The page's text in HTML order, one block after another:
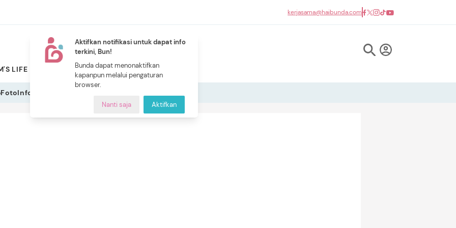
Aktifkan notifikasi untuk dapat info
terkini, Bun!
Bunda dapat menonaktifkan
kapanpun melalui pengaturan
browser.
Nanti saja Aktifkan
kerjasama@haibunda.com
LIFE PILIHAN BUNDA
NEW
CERITA BUNDA
FotoInfografis